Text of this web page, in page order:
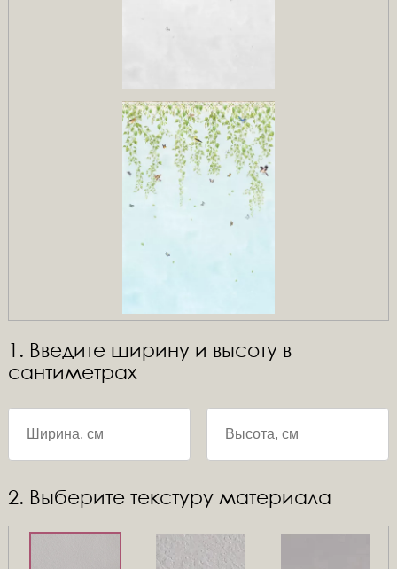
1. Введите ширину и высоту в
сантиметрах
2. Выберите текстуру материала